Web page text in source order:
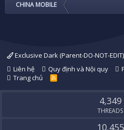
CHINA MOBILE
Exclusive Dark (Parent-DO-NOT-EDIT)
Liên hệ
Quy định và Nội quy
Trang chủ
R
S
4,349
THREADS
10,455